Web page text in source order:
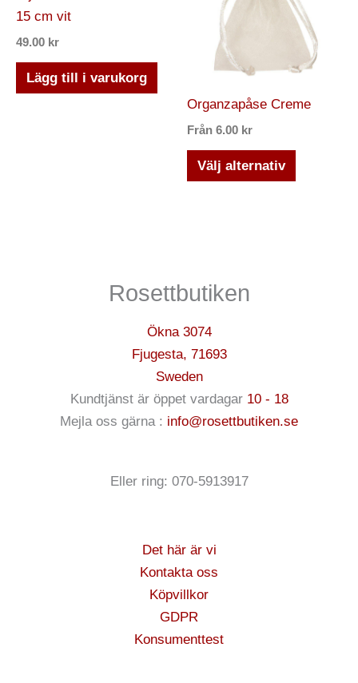
15 cm vit
49.00 kr
Lägg till i varukorg
Organzapåse Creme
Från 6.00 kr
Välj alternativ
har
flera
varianter.
De
på
Rosettbutiken
Ökna 3074
Fjugesta, 71693
Sweden
Kundtjänst är öppet vardagar 10 - 18
Mejla oss gärna : info@rosettbutiken.se
Eller ring: 070-5913917
Det här är vi
Kontakta oss
Köpvillkor
GDPR
Konsumenttest